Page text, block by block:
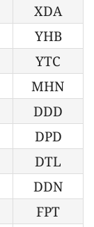
XDA
YHB
YTC
MHN
DDD
DPD
DTL
DDN
FPT